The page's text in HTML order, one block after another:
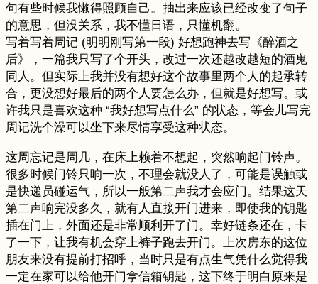
句有些时候我懒得照顾自己。抽出来应该已经改变了句子
的意思，但没关系，我不懂日语，只懂机翻。
写着写着周记 (明明刚写第一段) 好想跑神去写《醉酒之
后》，一篇我只写了个开头，改过一次还越改越短的酒鬼
同人。但实际上我并没有想好这个故事里两个人的起承转
合，更没想好最后的两个人要怎么办，但就是好想写。或
许我只是喜欢这种 “我好想写点什么” 的状态，等会儿写完
周记洗个澡可以坐下来尽情享受这种状态。
这周忘记是周几，在床上赖着不想起，突然响起门铃声。
很多时候门铃只响一次，不理会就没人了，可能是误触或
是快递员碰运气，所以一般第二声我才会应门。结果这天
第二声响完没多久，就有人直接开门进来，即使我的钥匙
插在门上，外面还是非常顺利开了门。幸好链条还在，卡
了一下，让我有机会穿上裤子跑去开门。上次房东的这位
朋友来没有提前打招呼，当时只是有点生气凭什么觉得我
一定在家可以给他开门拿信箱钥匙，这下终于明白原来是